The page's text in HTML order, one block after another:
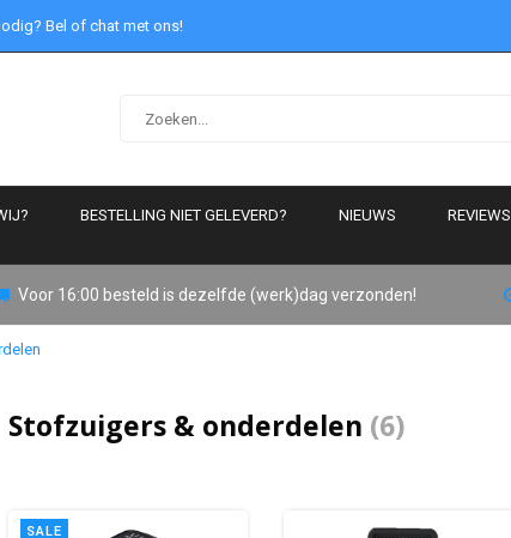
Bel of chat met ons!
BESTELLING NIET GELEVERD? NIEUWS REVIEWS
Voor 16:00 besteld is dezelfde (werk)dag verzonden!
Stofzuigers & onderdelen (6)
SALE